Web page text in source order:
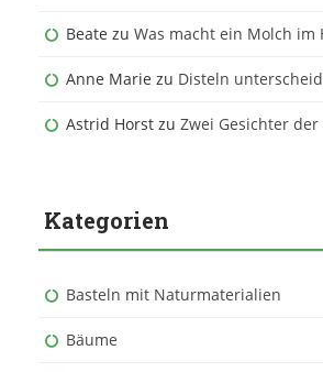
Beate zu Was macht ein Molch im
Anne Marie zu Disteln
Astrid Horst zu Zwei Gesichter
Kategorien
Basteln mit Naturmaterialien
Bäume